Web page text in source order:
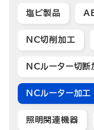
塩ビ製品
NC切削加工
NCルーター切断
NCルーター加工
照明関連機器